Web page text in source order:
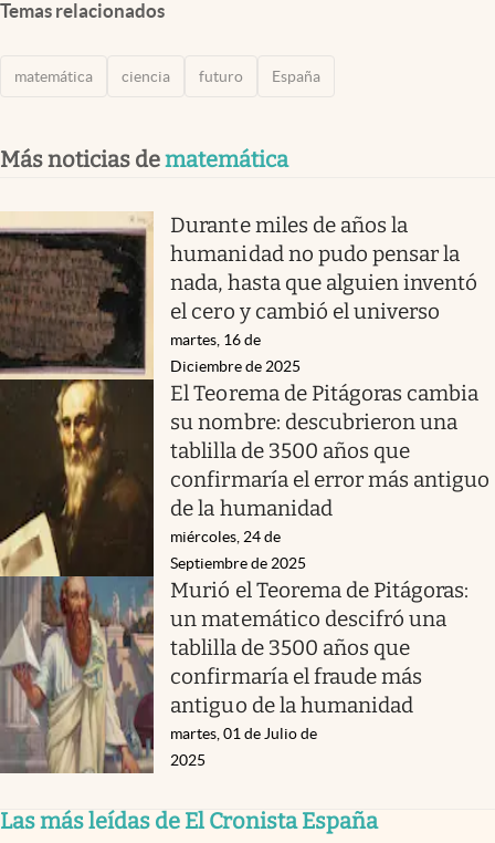
Temas relacionados
matemática ciencia futuro España
Más noticias dematemática
Durante miles de años la
humanidad no pudo pensar la
nada, hasta que alguien inventó
el cero y cambió el universo
martes, 16 de
Diciembre de 2025
El Teorema de Pitágoras cambia
su nombre: descubrieron una
tablilla de 3500 años que
confirmaría el error más antiguo
de la humanidad
miércoles, 24 de
Septiembre de 2025
Murió el Teorema de Pitágoras:
un matemático descifró una
tablilla de 3500 años que
confirmaría el fraude más
antiguo de la humanidad
martes, 01 de Julio de
2025
Las más leídas de El Cronista España